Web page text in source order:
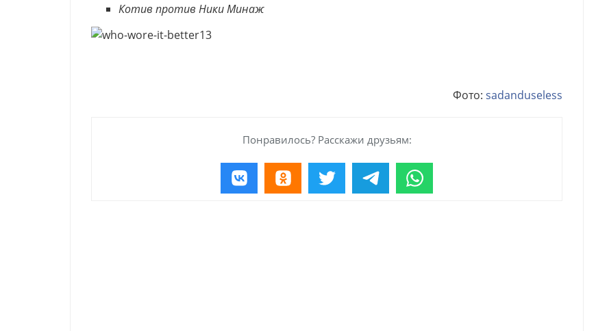
Котив против Ники Минаж
Фото: sadanduseless
Понравилось? Расскажи друзьям: